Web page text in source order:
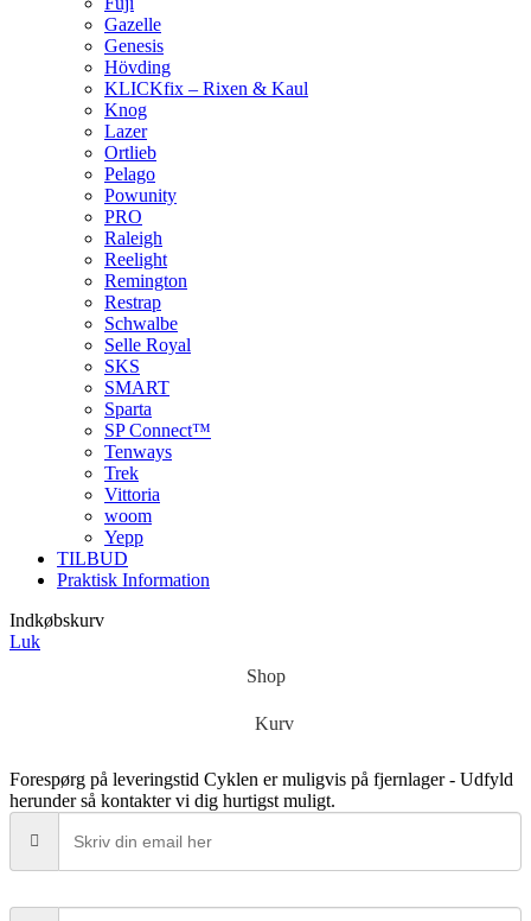
Gazelle
Genesis
Hövding
KLICKfix – Rixen & Kaul
Knog
Lazer
Ortlieb
Pelago
Powunity
PRO
Raleigh
Reelight
Remington
Restrap
Schwalbe
Selle Royal
SKS
SMART
Sparta
SP Connect™
Tenways
Trek
Vittoria
woom
Yepp
TILBUD
Praktisk Information
Indkøbskurv
Luk
Shop
Kurv
Forespørg på leveringstid Cyklen er muligvis på fjernlager - Udfyld
herunder så kontakter vi dig hurtigst muligt.